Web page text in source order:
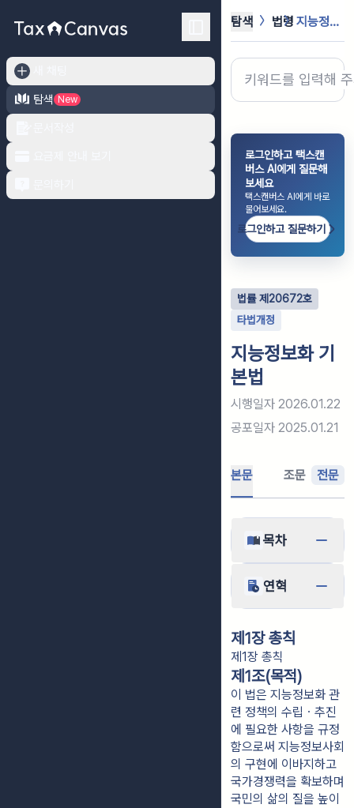
탐색
New
탐색 법령 지능정보화 기본법
로그인하고 택스캔
버스 AI에게 질문해
보세요
택스캔버스 AI에게 바로
물어보세요.
로그인하고 질문하기
법률제 20672호
타법개정
지능정보화 기
본법
시행일자 2026.01.22
공포일자 2025.01.21
본문 조문 전문
목차
연혁
제1장 총칙
제1장 총칙
제1조(목적)
이 법은 지능정보화 관
련 정책의 수립ㆍ추진
에 필요한 사항을 규정
함으로써 지능정보사회
의 구현에 이바지하고
국가경쟁력을 확보하며
국민의 삶의 질을 높이